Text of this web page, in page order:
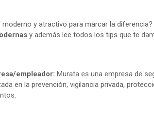
moderno y atractivo para marcar la diferencia?
y además lee todos los tips que te
empleador: Murata es una empresa de
en la prevención, vigilancia privada,